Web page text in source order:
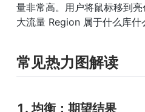
量非常高。用户将鼠标移到
大流量 Region 属于什么库什
常见热力图解读
1. 均衡：期望结果